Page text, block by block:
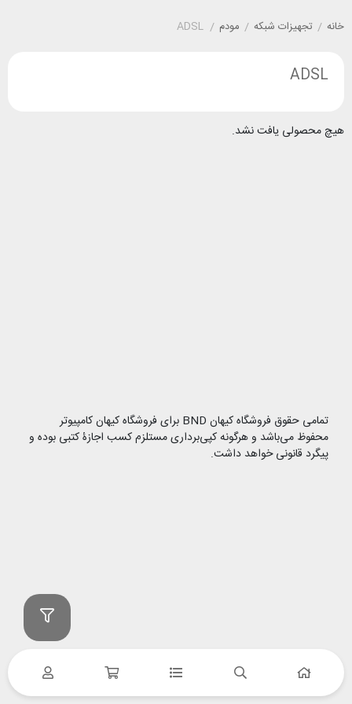
خانه / تجهیزات شبکه / مودم /
ADSL
ADSL
هیچ محصولی یافت نشد.
تمامی حقوق فروشگاه کیهان BND برای فروشگاه کیهان کامپیوتر
محفوظ می‌باشد و هرگونه کپی‌برداری مستلزم کسب اجازۀ کتبی بوده و
پیگرد قانونی خواهد داشت.